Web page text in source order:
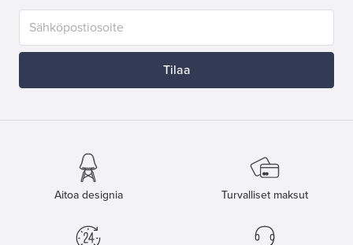
Tilaa
Aitoa designia Turvalliset maksut